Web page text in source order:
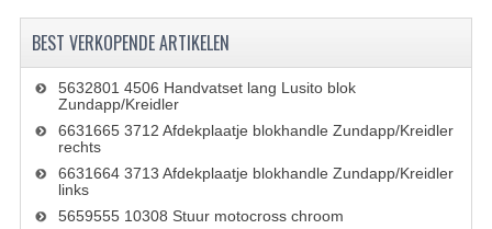
SPRUITSTUKKEN EN RUBBERS
TANDWIELEN
ACHTERTANDWIELEN
VOORTANDWIELEN
UITLATEN EN BOCHTEN
BEST VERKOPENDE ARTIKELEN
5632801 4506 Handvatset lang Lusito blok
Zundapp/Kreidler
6631665 3712 Afdekplaatje blokhandle Zundapp/Kreidler
rechts
6631664 3713 Afdekplaatje blokhandle Zundapp/Kreidler
links
5659555 10308 Stuur motocross chroom